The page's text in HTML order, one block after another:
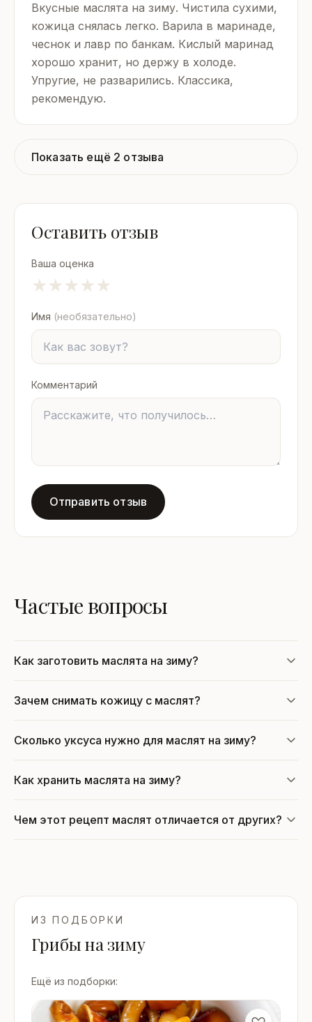
Вкусные маслята на зиму. Чистила сухими,
кожица снялась легко. Варила в маринаде,
чеснок и лавр по банкам. Кислый маринад
хорошо хранит, но держу в холоде.
Упругие, не разварились. Классика,
рекомендую.
Показать ещё 2 отзыва
Оставить отзыв
Ваша оценка
★
★
★
★
★
Имя (необязательно)
Комментарий
Отправить отзыв
Частые вопросы
Как заготовить маслята на зиму?
Зачем снимать кожицу с маслят?
Сколько уксуса нужно для маслят на зиму?
Как хранить маслята на зиму?
Чем этот рецепт маслят отличается от других?
ИЗ ПОДБОРКИ
Грибы на зиму
Ещё из подборки: